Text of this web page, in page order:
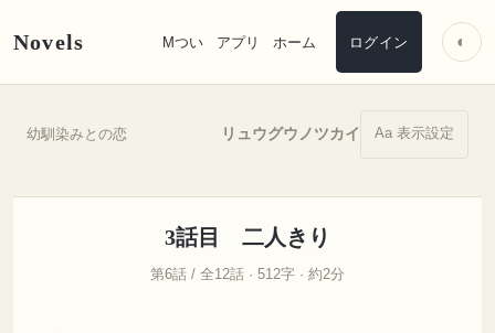
Novels Mつい アプリ ホーム ログイン ◐
幼馴染みとの恋 リュウグウノツカイ Aa 表示設定
3話目 二人きり
第6話 / 全12話 · 512字 · 約2分